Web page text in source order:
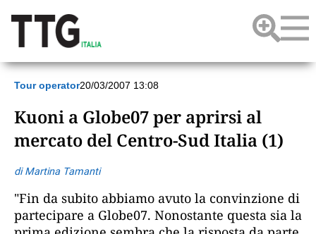
Tour operator20/03/2007 13:08
Kuoni a Globe07 per aprirsi al
mercato del Centro-Sud Italia (1)
di Martina Tamanti
"Fin da subito abbiamo avuto la convinzione di
partecipare a Globe07. Nonostante questa sia la